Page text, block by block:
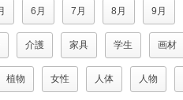
6月 7月 8月 9月
介護 家具 学生 画材
植物 女性 人体 人物